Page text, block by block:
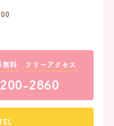
無料 フリーアクセス
2860